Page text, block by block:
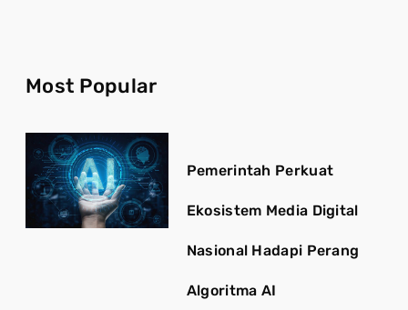
Most Popular
Pemerintah Perkuat
Ekosistem Media Digital
Nasional Hadapi Perang
Algoritma AI